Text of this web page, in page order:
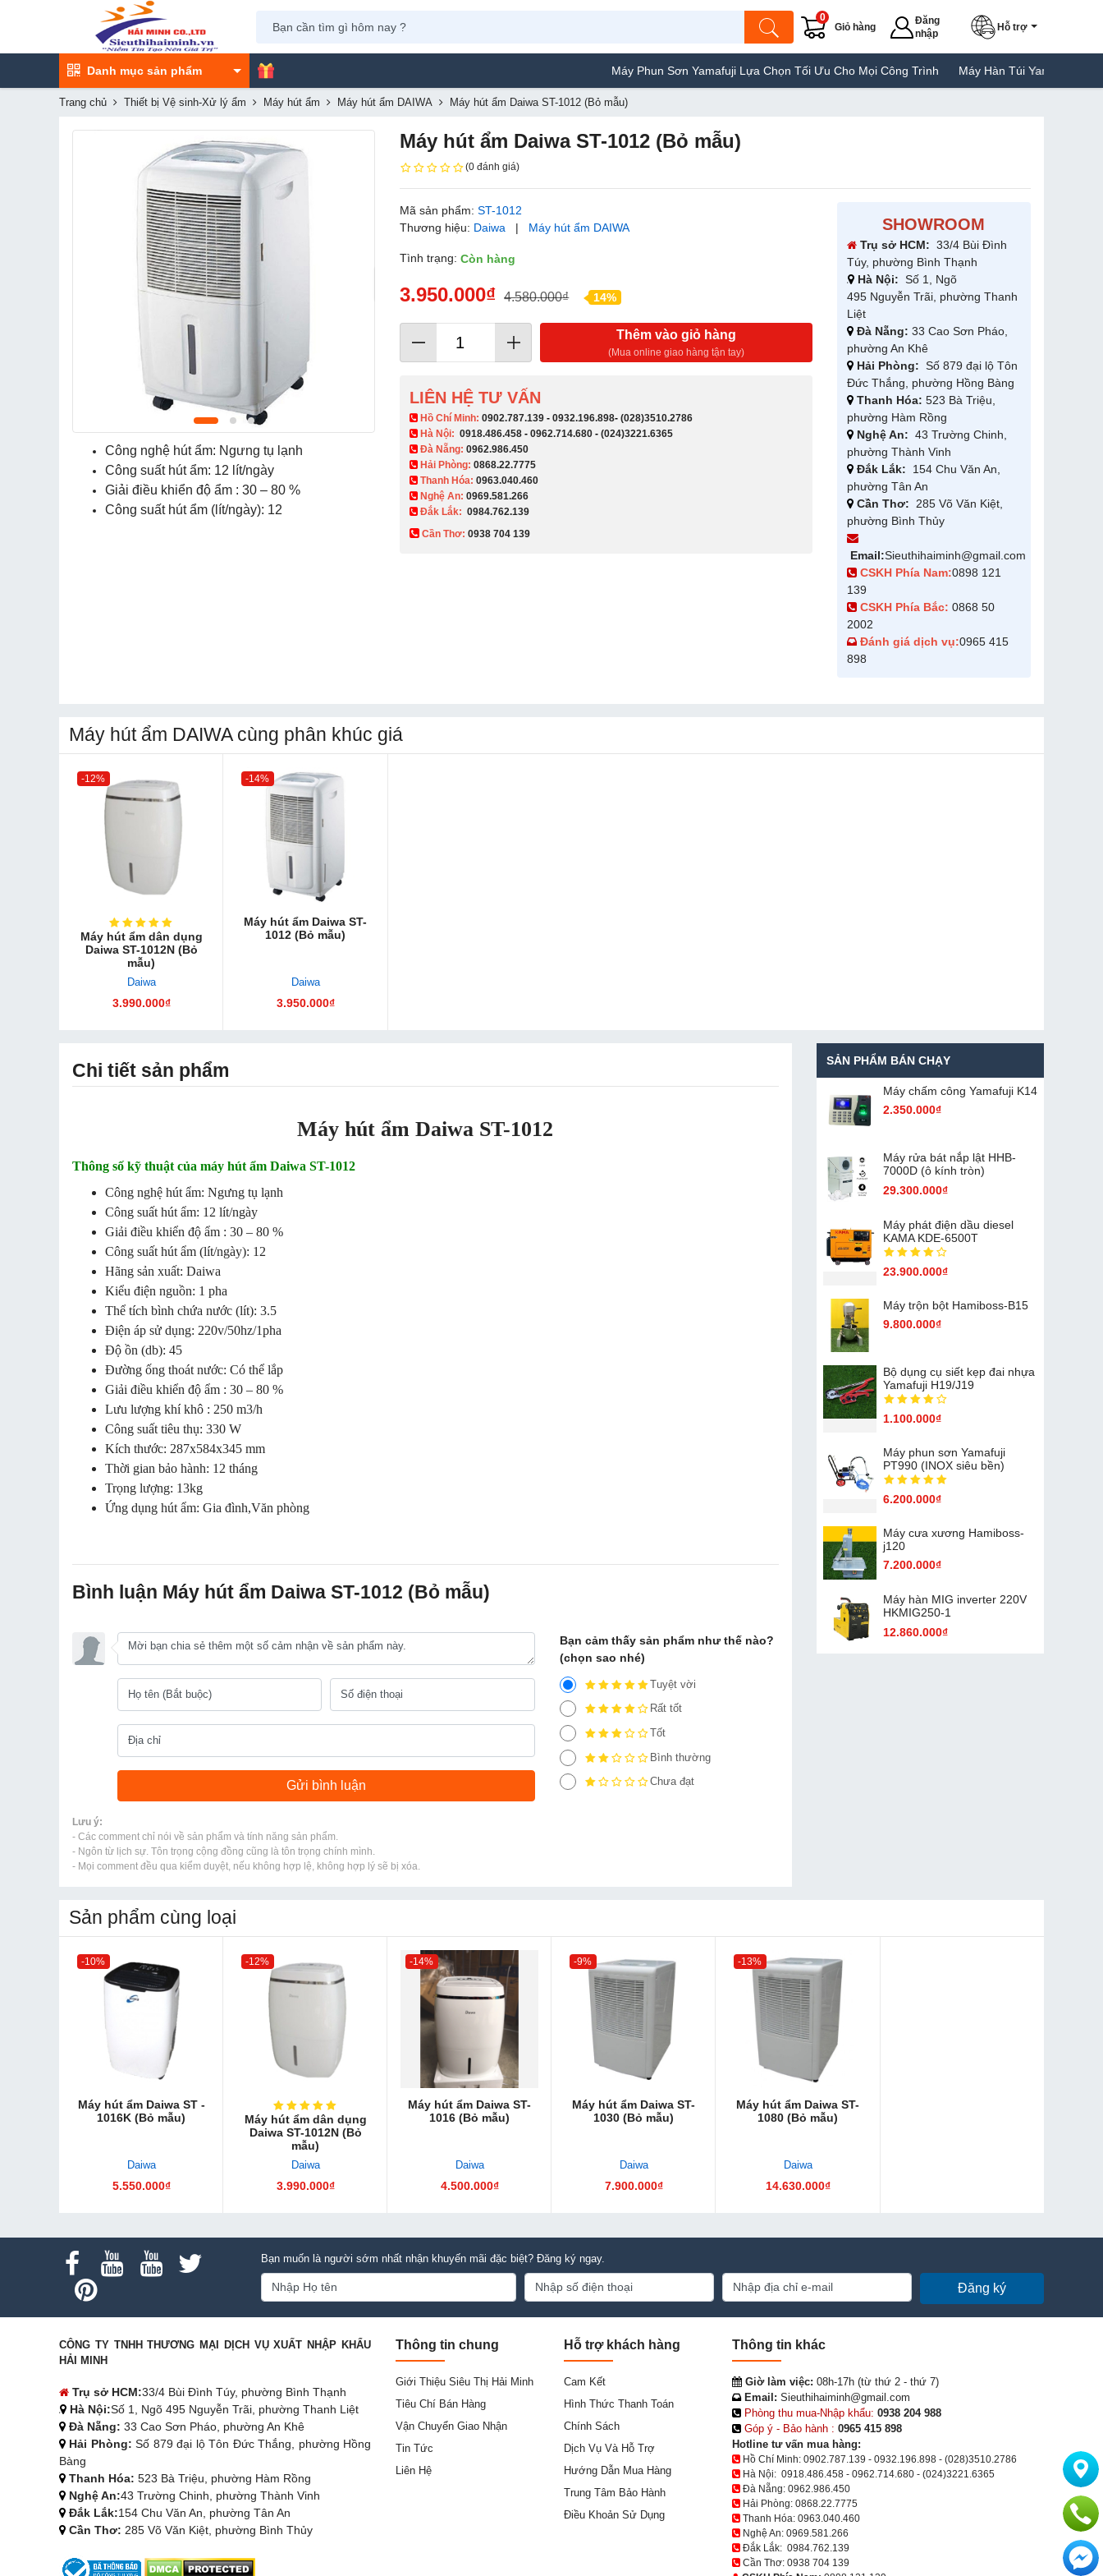
Giỏ hàng
0
Đăng
nhập
Hỗ trợ
Danh mục sản phẩm Máy Phun Sơn Yamafuji Lựa Chọn Tối Ưu Cho Mọi Công Trình Máy Hàn Túi Yamafuji Lựa Chọn
Trang chủ Thiết bị Vệ sinh-Xử lý ẩm Máy hút ẩm Máy hút ẩm DAIWA Máy hút ẩm Daiwa ST-1012 (Bỏ mẫu)
Công nghệ hút ẩm: Ngưng tụ lạnh
Công suất hút ẩm: 12 lít/ngày
Giải điều khiển độ ẩm : 30 – 80 %
Công suất hút ẩm (lít/ngày): 12
Máy hút ẩm Daiwa ST-1012 (Bỏ mẫu)
(0 đánh giá)
Mã sản phẩm:ST-1012
Thương hiệu: Daiwa | Máy hút ẩm DAIWA
Tình trạng:Còn hàng
3.950.000₫ 4.580.000₫ 14%
Thêm vào giỏ hàng
(Mua online giao hàng tận tay)
LIÊN HỆ TƯ VẤN
​ Hồ Chí Minh:0902.787.139 -0932.196.898-(028)3510.2786
Hà Nội:0918.486.458 -0962.714.680 -(024)3221.6365
Đà Nẵng:0962.986.450
Hải Phòng:0868.22.7775
Thanh Hóa:0963.040.460
Nghệ An:0969.581.266
Đắk Lắk: 0984.762.139
Cần Thơ:0938 704 139​
SHOWROOM
Trụ sở HCM: 33/4 Bùi Đình
Túy, phường Bình Thạnh
Hà Nội: Số 1, Ngõ
495 Nguyễn Trãi, phường Thanh
Liệt
Đà Nẵng: 33 Cao Sơn Pháo,
phường An Khê
Hải Phòng: Số 879 đại lộ Tôn
Đức Thắng, phường Hồng Bàng
Thanh Hóa: 523 Bà Triệu,
phường Hàm Rồng
Nghệ An: 43 Trường Chinh,
phường Thành Vinh
Đắk Lắk: 154 Chu Văn An,
phường Tân An
Cần Thơ: 285 Võ Văn Kiệt,
phường Bình Thủy
Email:Sieuthihaiminh@gmail.com
CSKH Phía Nam:0898 121
139
CSKH Phía Bắc: 0868 50
2002
Đánh giá dịch vụ:0965 415
898
Máy hút ẩm DAIWA cùng phân khúc giá
-12%
Máy hút ẩm dân dụng
Daiwa ST-1012N (Bỏ
mẫu)
Daiwa
3.990.000₫
-14%
Máy hút ẩm Daiwa ST-
1012 (Bỏ mẫu)
Daiwa
3.950.000₫
Chi tiết sản phẩm
Máy hút ẩm Daiwa ST-1012
Thông số kỹ thuật của máy hút ẩm Daiwa ST-1012
Công nghệ hút ẩm: Ngưng tụ lạnh
Công suất hút ẩm: 12 lít/ngày
Giải điều khiển độ ẩm : 30 – 80 %
Công suất hút ẩm (lít/ngày): 12
Hãng sản xuất: Daiwa
Kiểu điện nguồn: 1 pha
Thể tích bình chứa nước (lít): 3.5
Điện áp sử dụng: 220v/50hz/1pha
Độ ồn (db): 45
Đường ống thoát nước: Có thể lắp
Giải điều khiển độ ẩm : 30 – 80 %
Lưu lượng khí khô : 250 m3/h
Công suất tiêu thụ: 330 W
Kích thước: 287x584x345 mm
Thời gian bảo hành: 12 tháng
Trọng lượng: 13kg
Ứng dụng hút ẩm: Gia đình,Văn phòng
Bình luận Máy hút ẩm Daiwa ST-1012 (Bỏ mẫu)
Bạn cảm thấy sản phẩm như thế nào?
(chọn sao nhé)
Tuyệt vời
Rất tốt
Tốt
Bình thường
Chưa đạt
Lưu ý:
- Các comment chỉ nói về sản phẩm và tính năng sản phẩm.
- Ngôn từ lịch sự. Tôn trọng cộng đồng cũng là tôn trọng chính mình.
- Mọi comment đều qua kiểm duyệt, nếu không hợp lệ, không hợp lý sẽ bị xóa.
SẢN PHẨM BÁN CHẠY
Máy chấm cô​ng Yamafuji K14
2.350.000₫
Máy rửa bát nắp lật HHB-
7000D (ô kính tròn)
29.300.000₫
Máy phát điện dầu diesel
KAMA KDE-6500T
23.900.000₫
Máy trộn bột Hamiboss-B15
9.800.000₫
Bộ dụng cụ siết kẹp đai nhựa
Yamafuji H19/J19
1.100.000₫
Máy phun sơn Yamafuji
PT990 (INOX siêu bền)
6.200.000₫
Máy cưa xương Hamiboss-
j120
7.200.000₫
Máy hàn MIG inverter 220V
HKMIG250-1
12.860.000₫
Sản phẩm cùng loại
-10%
Máy hút ẩm Daiwa ST -
1016K (Bỏ mẫu)
Daiwa
5.550.000₫
-12%
Máy hút ẩm dân dụng
Daiwa ST-1012N (Bỏ
mẫu)
Daiwa
3.990.000₫
-14%
Máy hút ẩm Daiwa ST-
1016 (Bỏ mẫu)
Daiwa
4.500.000₫
-9%
Máy hút ẩm Daiwa ST-
1030 (Bỏ mẫu)
Daiwa
7.900.000₫
-13%
Máy hút ẩm Daiwa ST-
1080 (Bỏ mẫu)
Daiwa
14.630.000₫
Bạn muốn là người sớm nhất nhận khuyến mãi đặc biệt? Đăng ký ngay.
Đăng ký
CÔNG TY TNHH THƯƠNG MẠI DỊCH VỤ XUẤT NHẬP KHẨU
HẢI MINH
Trụ sở HCM:33/4 Bùi Đình Túy, phường Bình Thạnh
Hà Nội:Số 1, Ngõ 495 Nguyễn Trãi, phường Thanh Liệt
Đà Nẵng: 33 Cao Sơn Pháo, phường An Khê
Hải Phòng: Số 879 đại lộ Tôn Đức Thắng, phường Hồng
Bàng
Thanh Hóa: 523 Bà Triệu, phường Hàm Rồng
Nghệ An:43 Trường Chinh, phường Thành Vinh
Đắk Lắk:154 Chu Văn An, phường Tân An
Cần Thơ: 285 Võ Văn Kiệt, phường Bình Thủy
Thông tin chung
Giới Thiệu Siêu Thị Hải Minh
Tiêu Chí Bán Hàng
Vận Chuyển Giao Nhận
Tin Tức
Liên Hệ
Hỗ trợ khách hàng
Cam Kết
Hình Thức Thanh Toán
Chính Sách
Dịch Vụ Và Hỗ Trợ
Hướng Dẫn Mua Hàng
Trung Tâm Bảo Hành
Điều Khoản Sử Dụng
Thông tin khác
Giờ làm việc: 08h-17h (từ thứ 2 - thứ 7)
Email: Sieuthihaiminh@gmail.com
Phòng thu mua-Nhập khẩu: 0938 204 988
Góp ý - Bảo hành : 0965 415 898
Hotline tư vấn mua hàng:
Hồ Chí Minh: 0902.787.139 - 0932.196.898 - (028)3510.2786
Hà Nội: 0918.486.458 - 0962.714.680 - (024)3221.6365
Đà Nẵng: 0962.986.450
Hải Phòng: 0868.22.7775
Thanh Hóa: 0963.040.460
Nghệ An: 0969.581.266
Đắk Lắk: 0984.762.139
Cần Thơ: 0938 704 139